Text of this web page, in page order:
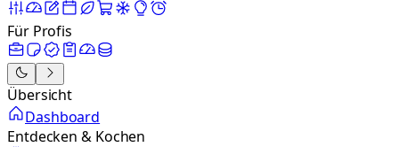
Für Profis
Übersicht
Dashboard
Entdecken & Kochen